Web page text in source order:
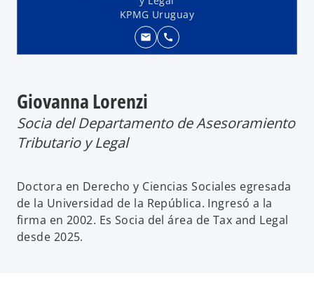
KPMG Uruguay
mail call
Giovanna Lorenzi
Socia del Departamento de Asesoramiento
Tributario y Legal
Doctora en Derecho y Ciencias Sociales egresada
de la Universidad de la República. Ingresó a la
firma en 2002. Es Socia del área de Tax and Legal
desde 2025.